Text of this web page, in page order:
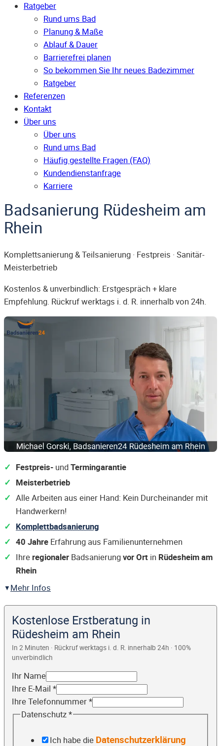
Ratgeber
Rund ums Bad
Planung & Maße
Ablauf & Dauer
Barrierefrei planen
So bekommen Sie Ihr neues Badezimmer
Ratgeber
Referenzen
Kontakt
Über uns
Über uns
Rund ums Bad
Häufig gestellte Fragen (FAQ)
Kunden­dienst­anfrage
Karriere
Badsanierung Rüdesheim am
Rhein
Komplettsanierung & Teilsanierung · Festpreis · Sanitär-
Meisterbetrieb
Kostenlos & unverbindlich: Erstgespräch + klare
Empfehlung. Rückruf werktags i. d. R. innerhalb von 24h.
Festpreis- undTermingarantie
Meisterbetrieb
Alle Arbeiten aus einer Hand: Kein Durcheinander mit
Handwerkern!
Komplettbadsanierung
40 Jahre Erfahrung aus Familienunternehmen
Ihre regionaler Badsanierungvor Ort in Rüdesheim am
Rhein
Mehr Infos
Kostenlose Erstberatung in
Rüdesheim am Rhein
In 2 Minuten · Rückruf werktags i. d. R. innerhalb 24h · 100%
unverbindlich
Ihr Name
Ihre E-Mail *
Ihre Telefonnummer*
Datenschutz*
Ich habe die Datenschutzerklärung